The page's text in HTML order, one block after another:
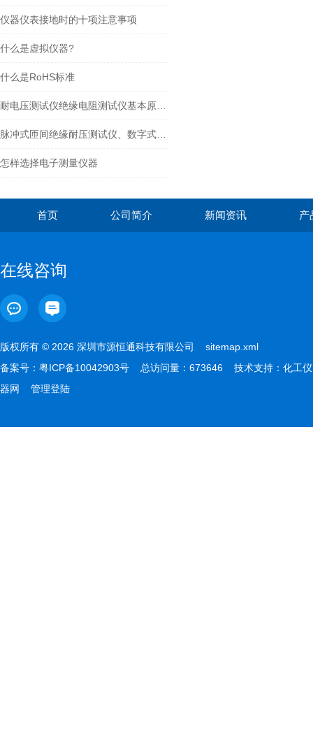
仪器仪表接地时的十项注意事项
什么是虚拟仪器?
什么是RoHS标准
怎样选择电子测量仪器
首页 公司简介 新闻资讯 产
在线咨询
版权所有 © 2026 深圳市源恒通科技有限公司 sitemap.xml
备案号： 粤ICP备10042903号 总访问量：673646 技术支持： 化工仪
器网
管理登陆